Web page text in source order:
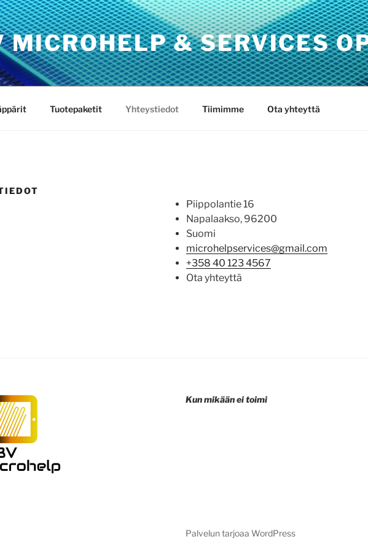
MICROHELP & SERVICES
Tuotepaketit Yhteystiedot Tiimimme Ota yhteyttä
Piippolantie 16
Napalaakso, 96200
Suomi
microhelpservices@gmail.com
+358 40 123 4567
Ota yhteyttä
Kun mikään ei toimi
Palvelun tarjoaa WordPress